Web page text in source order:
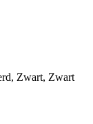
Zwart, Zwart